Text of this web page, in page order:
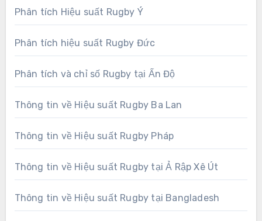
Phân tích Hiệu suất Rugby Ý
Phân tích hiệu suất Rugby Đức
Phân tích và chỉ số Rugby tại Ấn Độ
Thông tin về Hiệu suất Rugby Ba Lan
Thông tin về Hiệu suất Rugby Pháp
Thông tin về Hiệu suất Rugby tại Ả Rập Xê Út
Thông tin về Hiệu suất Rugby tại Bangladesh